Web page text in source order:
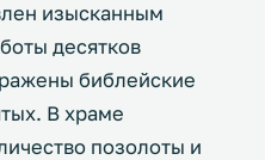
изысканным
десятков
библейские
В храме
позолоты и